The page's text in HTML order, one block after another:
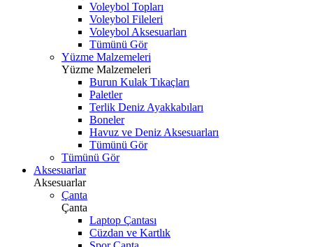
Voleybol Topları
Voleybol Fileleri
Voleybol Aksesuarları
Tümünü Gör
Yüzme Malzemeleri
Yüzme Malzemeleri
Burun Kulak Tıkaçları
Paletler
Terlik Deniz Ayakkabıları
Boneler
Havuz ve Deniz Aksesuarları
Tümünü Gör
Tümünü Gör
Aksesuarlar
Aksesuarlar
Çanta
Çanta
Laptop Çantası
Cüzdan ve Kartlık